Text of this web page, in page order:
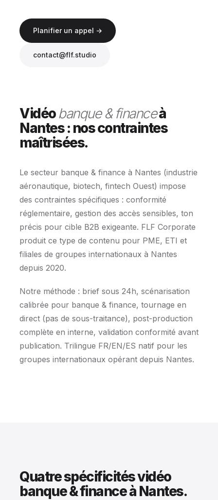
Planifier un appel →
contact@flf.studio
Vidéobanque & financeà
Nantes : nos contraintes
maîtrisées.
Le secteur banque & finance à Nantes (industrie
aéronautique, biotech, fintech Ouest) impose
des contraintes spécifiques : conformité
réglementaire, gestion des accès sensibles, ton
précis pour cible B2B exigeante. FLF Corporate
produit ce type de contenu pour PME, ETI et
filiales de groupes internationaux à Nantes
depuis 2020.
Notre méthode : brief sous 24h, scénarisation
calibrée pour banque & finance, tournage en
direct (pas de sous-traitance), post-production
complète en interne, validation conformité avant
publication. Trilingue FR/EN/ES natif pour les
groupes internationaux opérant depuis Nantes.
Quatre spécificités vidéo
banque & finance à Nantes.